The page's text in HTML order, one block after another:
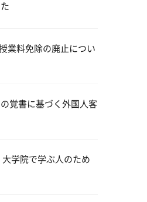
業料免除の廃止につい
覚書に基づく外国人客
学院で学ぶ人のため